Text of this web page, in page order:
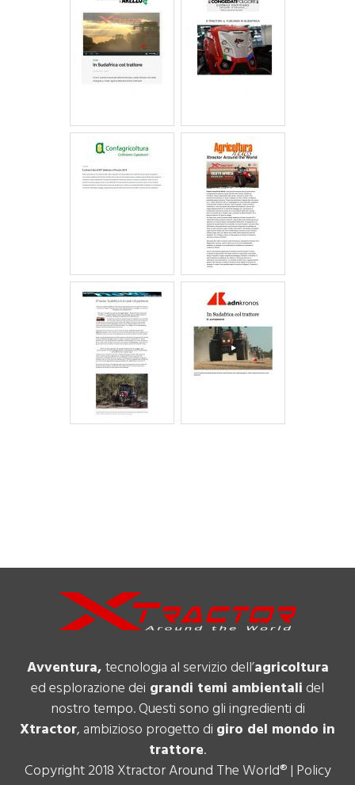
Avventura,tecnologia al servizio dell’agricoltura
ed esplorazione dei grandi temi ambientalidel
nostro tempo. Questi sono gli ingredienti di
Xtractor, ambizioso progetto di giro del mondo in
trattore.
Copyright 2018 Xtractor Around The World® | Policy